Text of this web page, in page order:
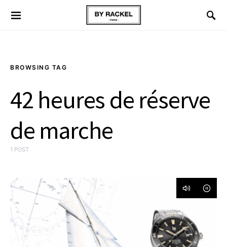
BROWSING TAG
42 heures de réserve
de marche
1 POST